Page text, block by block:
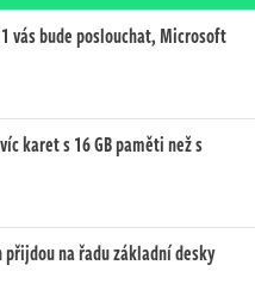
vás bude poslouchat, Microsoft
karet s 16 GB paměti než s
přijdou na řadu základní desky